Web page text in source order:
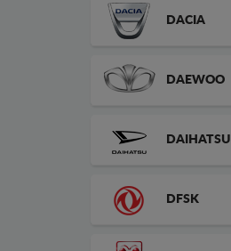
DACIA
DAEWOO
DAIHATSU
DFSK